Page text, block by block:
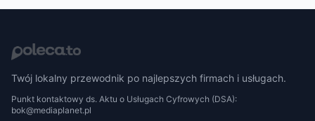
Twój lokalny przewodnik po najlepszych firmach i usługach.
Punkt kontaktowy ds. Aktu o Usługach Cyfrowych (DSA):
bok@mediaplanet.pl